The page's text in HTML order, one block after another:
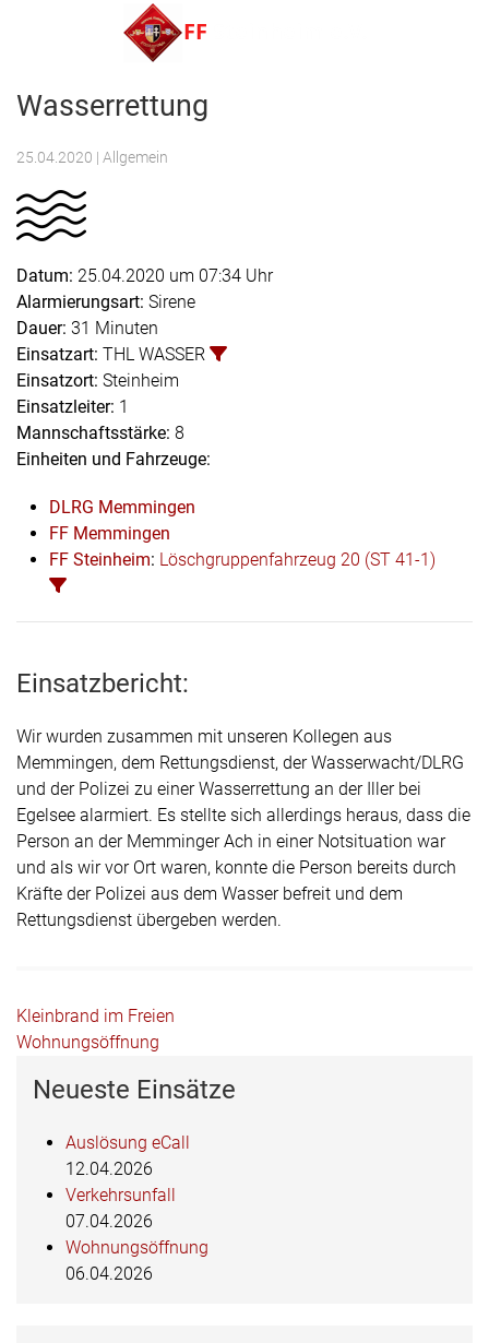
FF Steinheim e.V.
Wasserrettung
25.04.2020 | Allgemein
Datum: 25.04.2020 um 07:34 Uhr
Alarmierungsart: Sirene
Dauer: 31 Minuten
Einsatzart: THL WASSER
Einsatzort: Steinheim
Einsatzleiter: 1
Mannschaftsstärke: 8
Einheiten und Fahrzeuge:
DLRG Memmingen
FF Memmingen
FF Steinheim: Löschgruppenfahrzeug 20 (ST 41-1)
Einsatzbericht:
Wir wurden zusammen mit unseren Kollegen aus
Memmingen, dem Rettungsdienst, der Wasserwacht/DLRG
und der Polizei zu einer Wasserrettung an der Iller bei
Egelsee alarmiert. Es stellte sich allerdings heraus, dass die
Person an der Memminger Ach in einer Notsituation war
und als wir vor Ort waren, konnte die Person bereits durch
Kräfte der Polizei aus dem Wasser befreit und dem
Rettungsdienst übergeben werden.
Beitragsnavigation
Kleinbrand im Freien
Wohnungsöffnung
Neueste Einsätze
Auslösung eCall
12.04.2026
Verkehrsunfall
07.04.2026
Wohnungsöffnung
06.04.2026